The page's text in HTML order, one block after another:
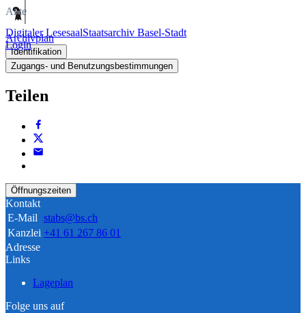
Digitaler LesesaalStaatsarchiv Basel-Stadt
Login
Akte
Archivplan
Identifikation
Zugangs- und Benutzungsbestimmungen
Teilen
Öffnungszeiten
Kontakt
E-Mail stabs@bs.ch
Kanzlei +41 61 267 86 01
Adresse
Links
Lageplan
Folge uns auf